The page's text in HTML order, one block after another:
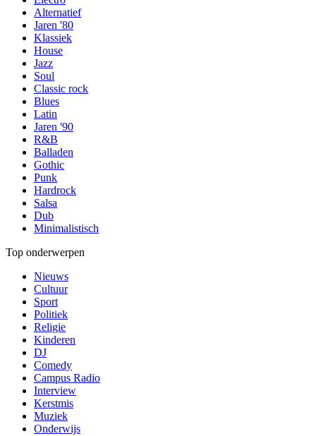
Alternatief
Jaren '80
Klassiek
House
Jazz
Soul
Classic rock
Blues
Latin
Jaren '90
R&B
Balladen
Gothic
Punk
Hardrock
Salsa
Dub
Minimalistisch
Top onderwerpen
Nieuws
Cultuur
Sport
Politiek
Religie
Kinderen
DJ
Comedy
Campus Radio
Interview
Kerstmis
Muziek
Onderwijs